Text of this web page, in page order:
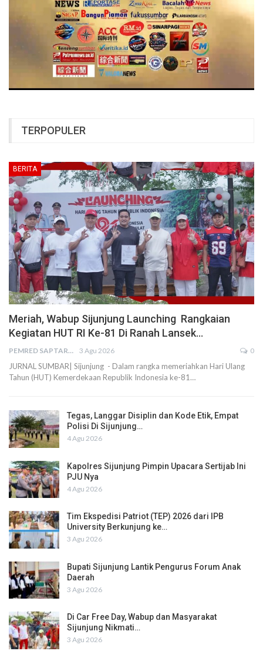
TERPOPULER
BERITA
Meriah, Wabup Sijunjung Launching Rangkaian
Kegiatan HUT RI Ke-81 Di Ranah Lansek…
PEMRED SAPTARIUS 3 Agu 2026 0
JURNAL SUMBAR| Sijunjung - Dalam rangka memeriahkan Hari Ulang
Tahun (HUT) Kemerdekaan Republik Indonesia ke-81…
Tegas, Langgar Disiplin dan Kode Etik, Empat
Polisi Di Sijunjung…
4 Agu 2026
Kapolres Sijunjung Pimpin Upacara Sertijab Ini
PJU Nya
4 Agu 2026
Tim Ekspedisi Patriot (TEP) 2026 dari IPB
University Berkunjung ke…
3 Agu 2026
Bupati Sijunjung Lantik Pengurus Forum Anak
Daerah
3 Agu 2026
Di Car Free Day, Wabup dan Masyarakat
Sijunjung Nikmati…
3 Agu 2026